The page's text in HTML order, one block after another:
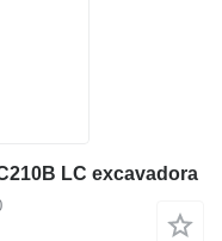
LC excavadora